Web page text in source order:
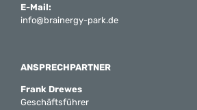
E-Mail:
info@brainergy-park.de
ANSPRECHPARTNER
Frank Drewes
Geschäftsführer